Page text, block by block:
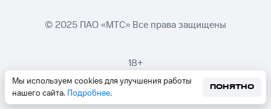
Мы используем cookies для улучшения работы
нашего сайта. Подробнее.
ПОНЯТНО
© 2025 ПАО «МТС» Все права защищены
18+